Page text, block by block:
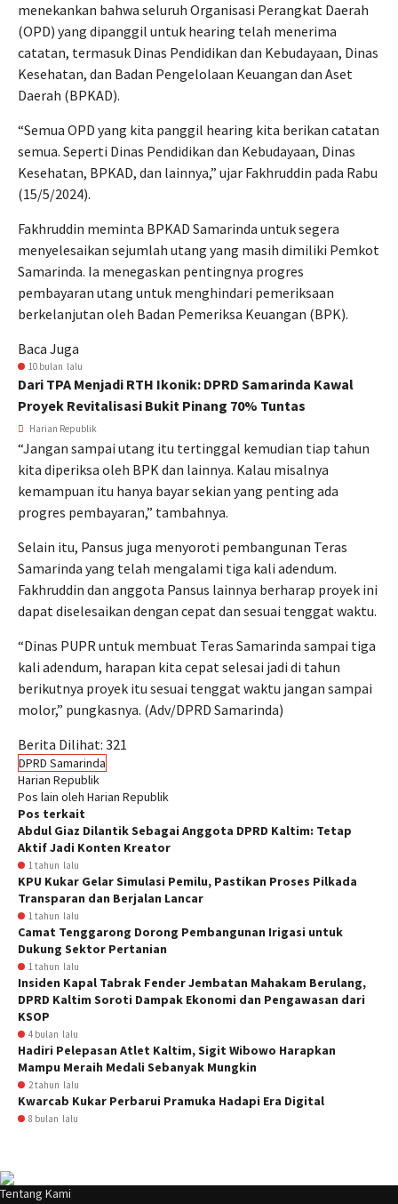
menekankan bahwa seluruh Organisasi Perangkat Daerah
(OPD) yang dipanggil untuk hearing telah menerima
catatan, termasuk Dinas Pendidikan dan Kebudayaan, Dinas
Kesehatan, dan Badan Pengelolaan Keuangan dan Aset
Daerah (BPKAD).
“Semua OPD yang kita panggil hearing kita berikan catatan
semua. Seperti Dinas Pendidikan dan Kebudayaan, Dinas
Kesehatan, BPKAD, dan lainnya,” ujar Fakhruddin pada Rabu
(15/5/2024).
Fakhruddin meminta BPKAD Samarinda untuk segera
menyelesaikan sejumlah utang yang masih dimiliki Pemkot
Samarinda. Ia menegaskan pentingnya progres
pembayaran utang untuk menghindari pemeriksaan
berkelanjutan oleh Badan Pemeriksa Keuangan (BPK).
Baca Juga
10 bulan lalu
Dari TPA Menjadi RTH Ikonik: DPRD Samarinda Kawal
Proyek Revitalisasi Bukit Pinang 70% Tuntas
Harian Republik
“Jangan sampai utang itu tertinggal kemudian tiap tahun
kita diperiksa oleh BPK dan lainnya. Kalau misalnya
kemampuan itu hanya bayar sekian yang penting ada
progres pembayaran,” tambahnya.
Selain itu, Pansus juga menyoroti pembangunan Teras
Samarinda yang telah mengalami tiga kali adendum.
Fakhruddin dan anggota Pansus lainnya berharap proyek ini
dapat diselesaikan dengan cepat dan sesuai tenggat waktu.
“Dinas PUPR untuk membuat Teras Samarinda sampai tiga
kali adendum, harapan kita cepat selesai jadi di tahun
berikutnya proyek itu sesuai tenggat waktu jangan sampai
molor,” pungkasnya. (Adv/DPRD Samarinda)
Berita Dilihat: 321
DPRD Samarinda
Harian Republik
Pos lain oleh Harian Republik
Pos terkait
Abdul Giaz Dilantik Sebagai Anggota DPRD Kaltim: Tetap
Aktif Jadi Konten Kreator
1 tahun lalu
KPU Kukar Gelar Simulasi Pemilu, Pastikan Proses Pilkada
Transparan dan Berjalan Lancar
1 tahun lalu
Camat Tenggarong Dorong Pembangunan Irigasi untuk
Dukung Sektor Pertanian
1 tahun lalu
Insiden Kapal Tabrak Fender Jembatan Mahakam Berulang,
DPRD Kaltim Soroti Dampak Ekonomi dan Pengawasan dari
KSOP
4 bulan lalu
Hadiri Pelepasan Atlet Kaltim, Sigit Wibowo Harapkan
Mampu Meraih Medali Sebanyak Mungkin
2 tahun lalu
Kwarcab Kukar Perbarui Pramuka Hadapi Era Digital
8 bulan lalu
Tentang Kami